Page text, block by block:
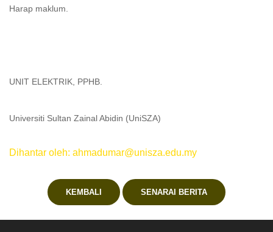
Harap maklum.
UNIT ELEKTRIK, PPHB.
Universiti Sultan Zainal Abidin (UniSZA)
Dihantar oleh: ahmadumar@unisza.edu.my
KEMBALI SENARAI BERITA